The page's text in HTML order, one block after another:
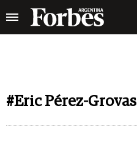
#Eric Pérez-Grovas